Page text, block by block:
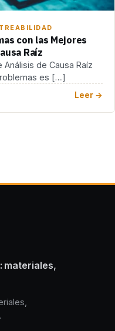
con las Mejores
Raíz
de Causa Raíz
es […]
Leer →
materiales,